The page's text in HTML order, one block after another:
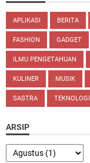
APLIKASI BERITA
FASHION GADGET
ILMU PENGETAHUAN
KULINER MUSIK
SASTRA TEKNOLOGI
ARSIP